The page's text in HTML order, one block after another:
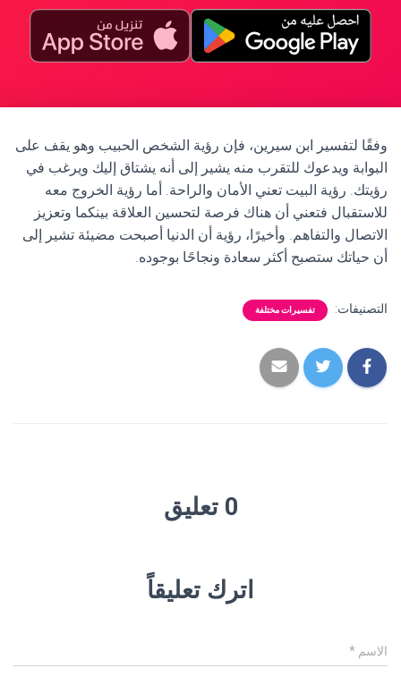
وفقًا لتفسير ابن سيرين، فإن رؤية الشخص الحبيب وهو يقف على
البوابة ويدعوك للتقرب منه يشير إلى أنه يشتاق إليك ويرغب في
رؤيتك. رؤية البيت تعني الأمان والراحة. أما رؤية الخروج معه
للاستقبال فتعني أن هناك فرصة لتحسين العلاقة بينكما وتعزيز
الاتصال والتفاهم. وأخيرًا، رؤية أن الدنيا أصبحت مضيئة تشير إلى
أن حياتك ستصبح أكثر سعادة ونجاحًا بوجوده.
التصنيفات: تفسيرات مختلفة
0 تعليق
اترك تعليقاً
الاسم *